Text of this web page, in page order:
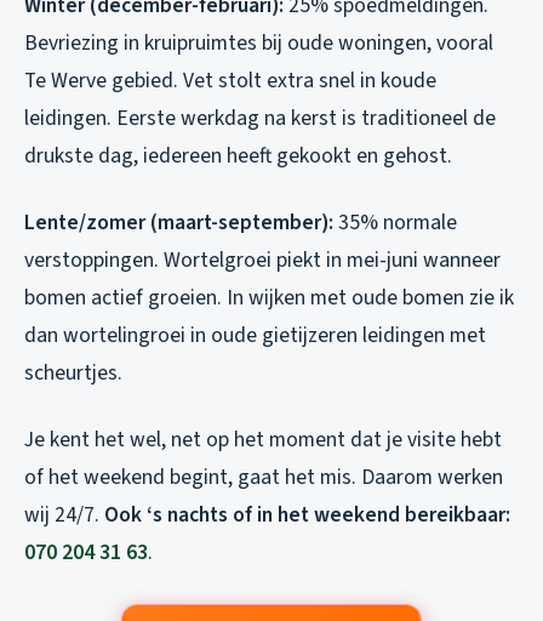
Bevriezing in kruipruimtes bij oude woningen, vooral
Te Werve gebied. Vet stolt extra snel in koude
leidingen. Eerste werkdag na kerst is traditioneel de
drukste dag, iedereen heeft gekookt en gehost.
Lente/zomer (maart-september): 35% normale
verstoppingen. Wortelgroei piekt in mei-juni wanneer
bomen actief groeien. In wijken met oude bomen zie ik
dan wortelingroei in oude gietijzeren leidingen met
scheurtjes.
Je kent het wel, net op het moment dat je visite hebt
of het weekend begint, gaat het mis. Daarom werken
wij 24/7. Ook ‘s nachts of in het weekend bereikbaar:
070 204 31 63.